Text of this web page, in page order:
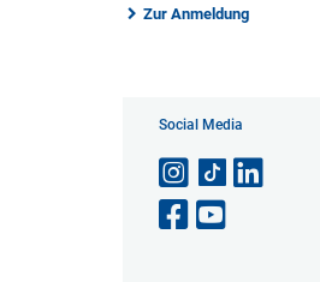
Zur Anmeldung
Social Media